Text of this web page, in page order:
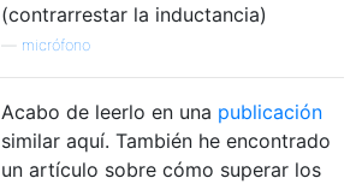
(contrarrestar la inductancia)
micrófono
Acabo de leerlo en una publicación
similar aquí. También he encontrado
un artículo sobre cómo superar los